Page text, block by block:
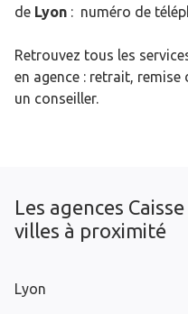
de Lyon : numéro de
Retrouvez tous les
en agence : retrait, remise
un conseiller.
Les agences
villes à proximité
Lyon